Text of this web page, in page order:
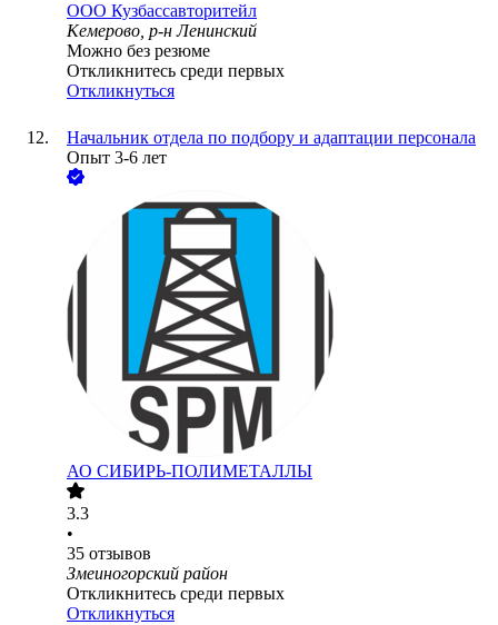
ООО Кузбассавторитейл
Кемерово, р-н Ленинский
Можно без резюме
Откликнитесь среди первых
Откликнуться
Начальник отдела по подбору и адаптации персонала
Опыт 3-6 лет
АО СИБИРЬ-ПОЛИМЕТАЛЛЫ
3.3
•
35 отзывов
Змеиногорский район
Откликнитесь среди первых
Откликнуться